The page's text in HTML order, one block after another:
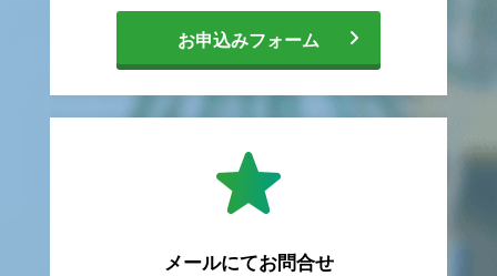
お申込みフォーム
メールにてお問合せ